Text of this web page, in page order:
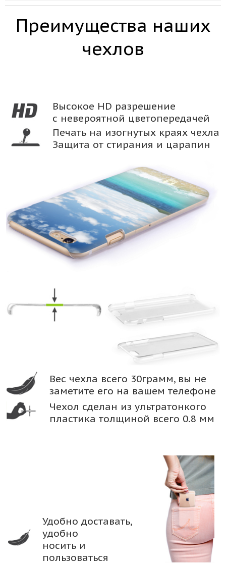
Преимущества наших
чехлов
Высокое HD разрешение
с невероятной цветопередачей
Печать на изогнутых краях чехла
Защита от стирания и царапин
Вес чехла всего 30грамм, вы не
заметите его на вашем телефоне
Чехол сделан из ультратонкого
пластика толщиной всего 0.8 мм
Удобно доставать,
удобно
носить и
пользоваться